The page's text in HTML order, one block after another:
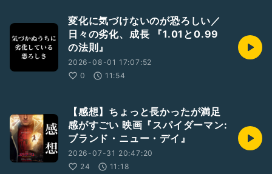
変化に気づけないのが恐ろしい／
日々の劣化、成長 『1.01と0.99
の法則』
2026-08-01 17:07:52
0
11:54
【感想】ちょっと長かったが満足
感がすごい 映画『スパイダーマン:
ブランド・ニュー・デイ』
2026-07-31 20:47:20
24
11:18